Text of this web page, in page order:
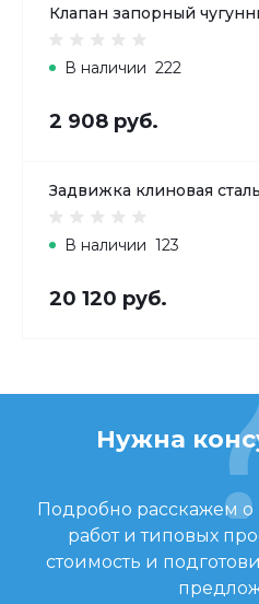
Клапан запорный
В наличии 222
2 908 руб.
Задвижка клиновая
В наличии 123
20 120 руб.
Нужна
Подробно расскажем о
работ и типовых
стоимость и